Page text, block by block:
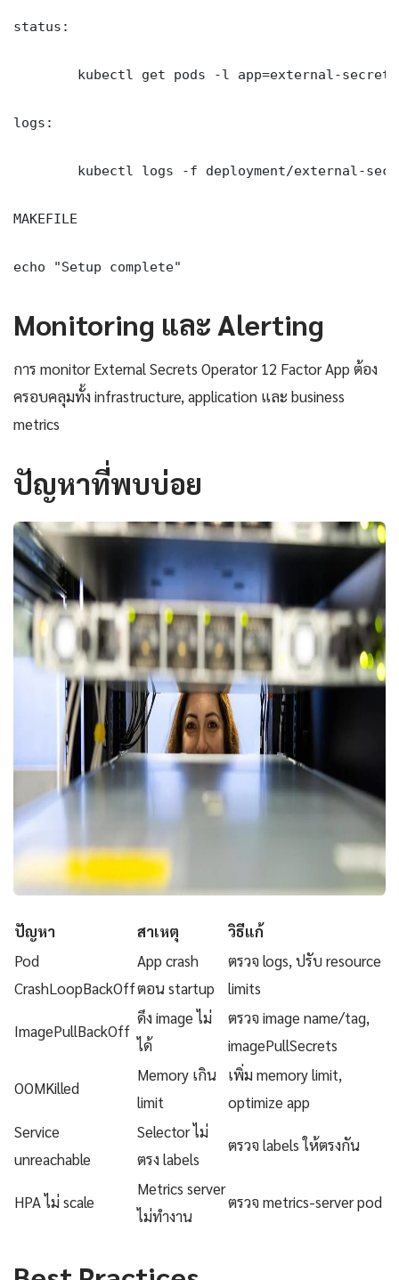
status:
logs:
MAKEFILE
echo "Setup complete"
Monitoring และ Alerting
การ monitor External Secrets Operator 12 Factor App ต้อง
ครอบคลุมทั้ง infrastructure, application และ business
metrics
ปัญหาที่พบบ่อย
ปัญหา สาเหตุ
วิธีแก้
Pod
CrashLoopBackOff
App crash
ตอน startup
ตรวจ logs, ปรับ resource
limits
ImagePullBackOff
ดึง image ไม่
ได้
ตรวจ image name/tag,
imagePullSecrets
OOMKilled
Memory เกิน
limit
เพิ่ม memory limit,
optimize app
Service
unreachable
Selector ไม่
ตรง labels
ตรวจ labels ให้ตรงกัน
HPA ไม่ scale
Metrics server
ไม่ทำงาน
ตรวจ metrics-server pod